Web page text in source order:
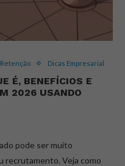
Dicas Empresarial
É, BENEFÍCIOS E
2026 USANDO
pode ser muito
recrutamento. Veja como